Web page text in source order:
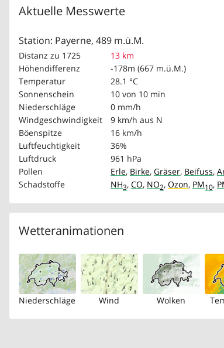
Aktuelle Messwerte
Station: Payerne, 489 m.ü.M.
Distanz zu 1725
13 km
Höhendifferenz
-178m (667 m.ü.M.)
Temperatur
28.1 °C
Sonnenschein
10 von 10 min
Niederschläge
0 mm/h
Windgeschwindigkeit
9 km/h aus N
Böenspitze
16 km/h
Luftfeuchtigkeit
36%
Luftdruck
961 hPa
Pollen
Erle, Birke, Gräser, Beifuss,
Schadstoffe
NH3, CO, NO2, Ozon, PM10,
Wetteranimationen
Niederschläge Wind Wolken